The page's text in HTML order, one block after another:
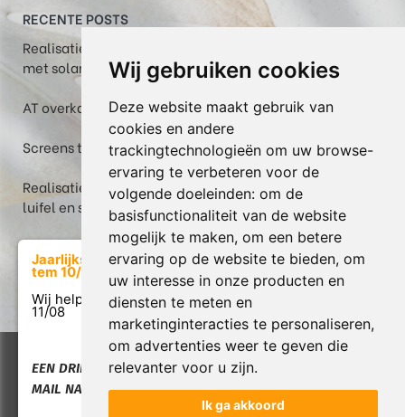
Wij gebruiken cookies
Deze website maakt gebruik van
cookies en andere
trackingtechnologieën om uw browse-
ervaring te verbeteren voor de
volgende doeleinden: om de
basisfunctionaliteit van de website
mogelijk te maken, om een betere
ervaring op de website te bieden, om
uw interesse in onze producten en
diensten te meten en
marketinginteracties te personaliseren,
om advertenties weer te geven die
relevanter voor u zijn.
Ik ga akkoord
RECENTE POSTS
Realisatie in Maastricht: Plaza Viva pergola-zonwering
met solar volant
AT overkapping met helder glas, WGM Top en zipscreen
Screens te Veerle: een fris terras tijdens warme dagen
Realisatie: Box in thermowood grenen met berging,
luifel en screen in Heusden-Zolder
Copyright © 2026 Atrox. All rights reserved. |Privacy &
Cookies
Garantie & Servicebeleid
WebDesign
Jaarlijkse verlof van 17/07
tem 10/08
Wij helpen u graag weer vanaf
11/08
EEN DRINGENDE VRAAG:
MAIL NAAR INFO@ATROX.BE